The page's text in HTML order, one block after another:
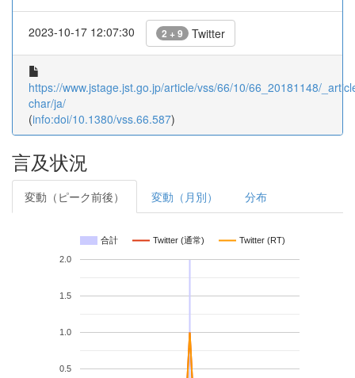
2023-10-17 12:07:30 2 + 9 Twitter
https://www.jstage.jst.go.jp/article/vss/66/10/66_20181148/
char/ja/
(info:doi/10.1380/vss.66.587)
言及状況
変動（ピーク前後） 変動（月別） 分布
合計 Twitter (通常) Twitter (RT)
0.5
1.0
1.5
2.0